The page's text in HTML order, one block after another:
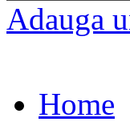
Adauga
Home